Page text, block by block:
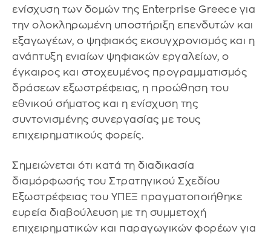
ενίσχυση των δομών της Enterprise Greece για
την ολοκληρωμένη υποστήριξη επενδυτών και
εξαγωγέων, ο ψηφιακός εκσυγχρονισμός και η
ανάπτυξη ενιαίων ψηφιακών εργαλείων, ο
έγκαιρος και στοχευμένος προγραμματισμός
δράσεων εξωστρέφειας, η προώθηση του
εθνικού σήματος και η ενίσχυση της
συντονισμένης συνεργασίας με τους
επιχειρηματικούς φορείς.
Σημειώνεται ότι κατά τη διαδικασία
διαμόρφωσής του Στρατηγικού Σχεδίου
Εξωστρέφειας του ΥΠΕΞ πραγματοποιήθηκε
ευρεία διαβούλευση με τη συμμετοχή
επιχειρηματικών και παραγωγικών φορέων για